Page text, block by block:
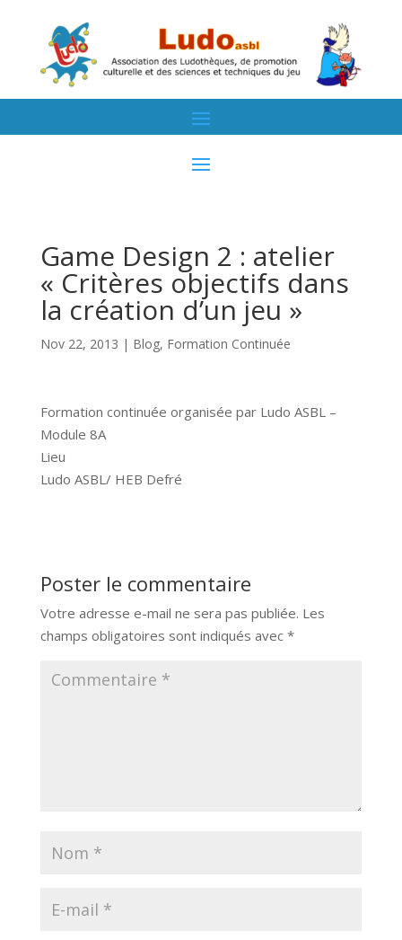
Game Design 2 : atelier
« Critères objectifs dans
la création d’un jeu »
Nov 22, 2013 | Blog, Formation Continuée
Formation continuée organisée par Ludo ASBL –
Module 8A
Lieu
Ludo ASBL/ HEB Defré
Poster le commentaire
Votre adresse e-mail ne sera pas publiée. Les
champs obligatoires sont indiqués avec *